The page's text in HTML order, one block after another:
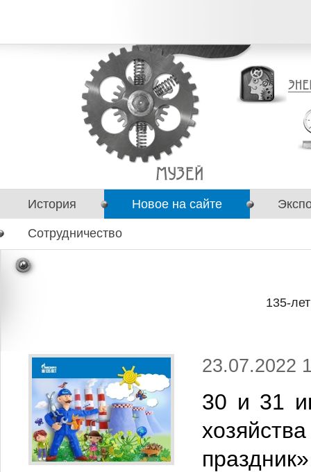
История Новое на сайте
Сотрудничество
135-
23.07.2022
30 и 31